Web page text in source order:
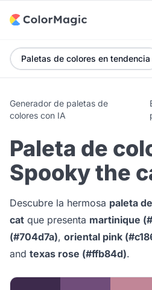
Paletas de colores en tendencia
Generador de paletas de
colores con IA
Paleta de
Spooky the
Descubre la hermosa paleta
cat que presenta martinique
(#704d7a), oriental pink
and texas rose (#ffb84d).